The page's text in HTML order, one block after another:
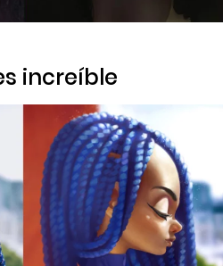
increíble